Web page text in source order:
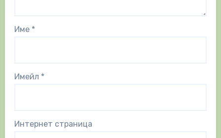
Име *
Имейл *
Интернет страница